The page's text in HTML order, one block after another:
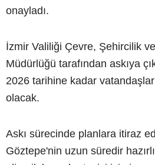
onayladı.
İzmir Valiliği Çevre, Şehircilik
Müdürlüğü tarafından askıya
2026 tarihine kadar
olacak.
Askı sürecinde planlara itiraz
Göztepe'nin uzun süredir